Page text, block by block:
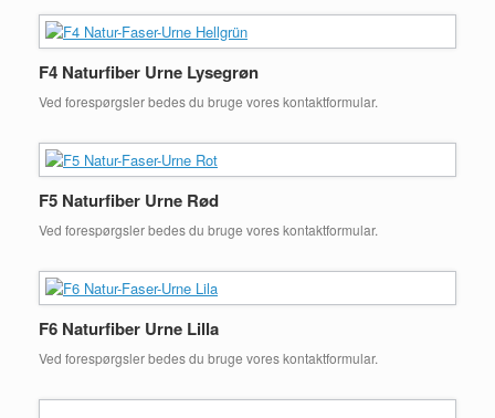
F4 Naturfiber Urne Lysegrøn
Ved forespørgsler bedes du bruge vores kontaktformular.
F5 Naturfiber Urne Rød
Ved forespørgsler bedes du bruge vores kontaktformular.
F6 Naturfiber Urne Lilla
Ved forespørgsler bedes du bruge vores kontaktformular.